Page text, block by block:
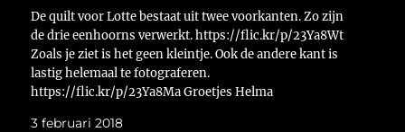
De quilt voor Lotte bestaat uit twee voorkanten. Zo zijn
de drie eenhoorns verwerkt. https://flic.kr/p/23Ya8Wt
Zoals je ziet is het geen kleintje. Ook de andere kant is
lastig helemaal te fotograferen.
https://flic.kr/p/23Ya8Ma Groetjes Helma
3 februari 2018